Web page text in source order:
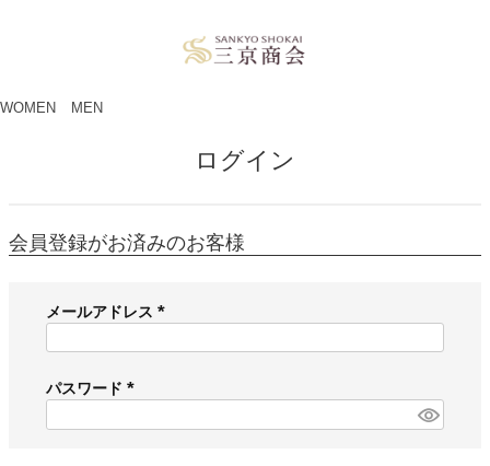
WOMEN MEN
ログイン
会員登録がお済みのお客様
メールアドレス
必
)
パスワード
必